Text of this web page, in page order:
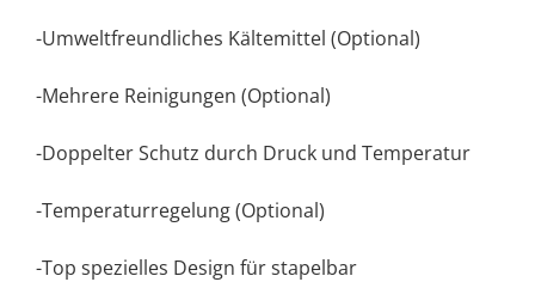
-Umweltfreundliches Kältemittel (Optional)
-Mehrere Reinigungen (Optional)
-Doppelter Schutz durch Druck und Temperatur
-Temperaturregelung (Optional)
-Top spezielles Design für stapelbar